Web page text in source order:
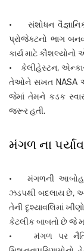
• સંશોધન
પ્રોજેક્ટનો ભાગ
કાર્ય માટે
• કેલીહેસ્ટન,
તેઓને સખત NASA
જેમાં તેમને કડક
જરૂર હતી.
મંગળ ના
• મંગળની
ઝડપથી બદલાય છે,
તેની દૃશ્યાવલિમાં
કેટલીક બાબતો છે જે
• મંગળ પર નૈતિક